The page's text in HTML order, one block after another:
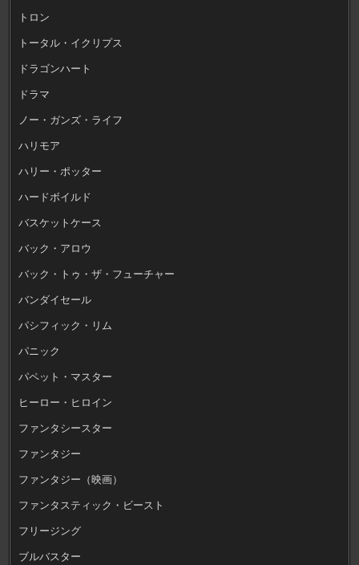
トロン
トータル・イクリプス
ドラゴンハート
ドラマ
ノー・ガンズ・ライフ
ハリモア
ハリー・ポッター
ハードボイルド
バスケットケース
バック・アロウ
バック・トゥ・ザ・フューチャー
バンダイセール
パシフィック・リム
パニック
パペット・マスター
ヒーロー・ヒロイン
ファンタシースター
ファンタジー
ファンタジー（映画）
ファンタスティック・ビースト
フリージング
ブルバスター